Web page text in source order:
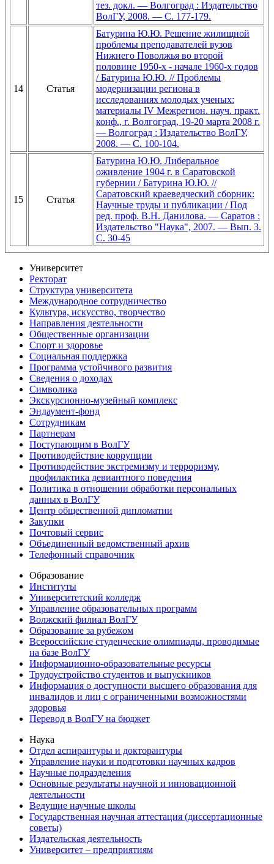
тез. докл. — Волгоград : Издательство
ВолГУ, 2008. — С. 177-179.
14 Статья
Батурина Ю.Ю. Решение жилищной
проблемы преподавателей вузов
Нижнего Поволжья во второй
половине 1950-х - начале 1960-х годов
/ Батурина Ю.Ю. // Проблемы
модернизации региона в
исследованиях молодых ученых:
материалы IV Межрегион. науч. практ.
конф., г. Волгоград, 19-20 марта 2008 г.
— Волгоград : Издательство ВолГУ,
2008. — С. 100-104.
15 Статья
Батурина Ю.Ю. Либеральное
оживление 1904 г. в Саратовской
губернии / Батурина Ю.Ю. //
Саратовский краеведческий сборник:
Научные труды и публикации / Под
ред. проф. В.Н. Данилова. — Саратов :
Издательство "Наука", 2007. — Вып. 3.
С. 30-45
Университет
Ректорат
Структура университета
Международное сотрудничество
Культура, искусство, творчество
Направления деятельности
Общественные организации
Спорт и здоровье
Социальная поддержка
Программа устойчивого развития
Сведения о доходах
Символика
Экскурсионно-музейный комплекс
Эндаумент-фонд
Сотрудникам
Партнерам
Поступающим в ВолГУ
Противодействие коррупции
Противодействие экстремизму и терроризму,
профилактика девиантного поведения
Политика в отношении обработки персональных
данных в ВолГУ
Центр общественной дипломатии
Закупки
Почтовый сервис
Объединенный ведомственный архив
Телефонный справочник
Образование
Институты
Университетский колледж
Управление образовательных программ
Волжский филиал ВолГУ
Образование за рубежом
Всероссийские студенческие олимпиады, проводимые
на базе ВолГУ
Информационно-образовательные ресурсы
Трудоустройство студентов и выпускников
Информация о доступности высшего образования для
инвалидов и лиц с ограниченными возможностями
здоровья
Перевод в ВолГУ на бюджет
Наука
Отдел аспирантуры и докторантуры
Управление науки и подготовки научных кадров
Научные подразделения
Основные результаты научной и инновационной
деятельности
Ведущие научные школы
Государственная научная аттестация (диссертационные
советы)
Издательская деятельность
Университет – предприятиям